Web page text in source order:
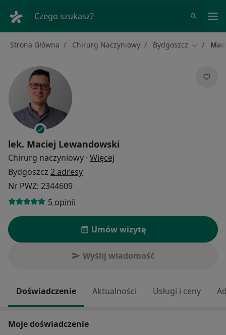
Czego szukasz?
Strona Główna Chirurg Naczyniowy Bydgoszcz Zmień
lek. Maciej Lewandowski
Chirurg naczyniowy · Więcej
Bydgoszcz 2 adresy
Nr PWZ: 2344609
5 opinii
Umów wizytę
Wyślij wiadomość
Doświadczenie Aktualności Usługi i ceny
Moje doświadczenie